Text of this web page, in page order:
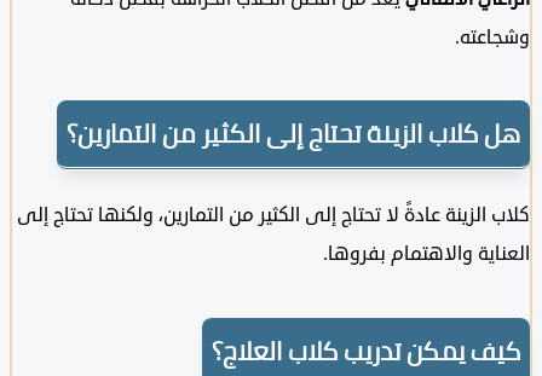
الزينة تحتاج إلى الكثير من التمارين؟
عادةً لا تحتاج إلى الكثير من التمارين، ولكنها تحتاج إلى
والاهتمام بفروها.
يمكن تدريب كلاب العلاج؟